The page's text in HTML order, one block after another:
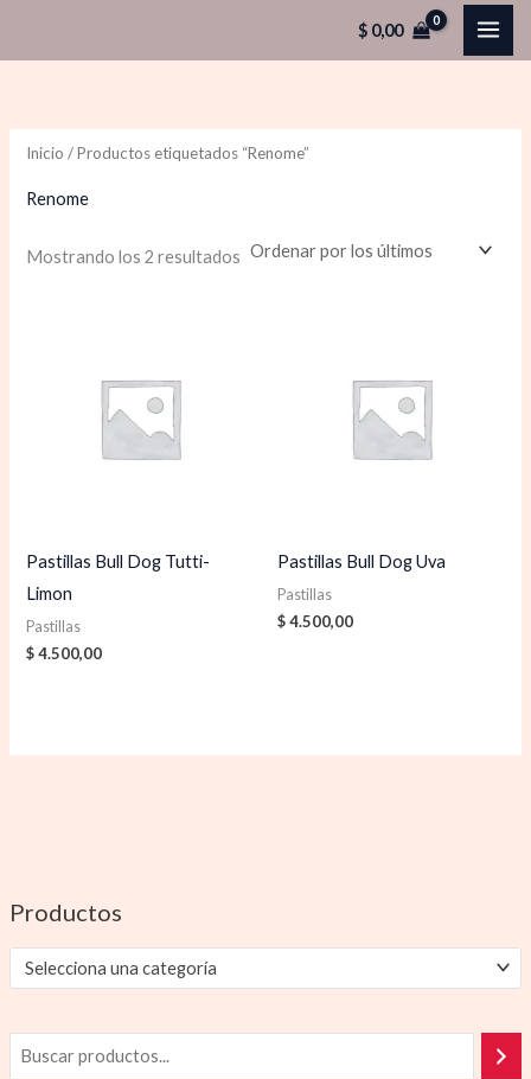
$0,00
Productos
Selecciona una categoría
Inicio / Productos etiquetados “Renome”
Renome
Mostrando los 2 resultados
últimos
Pastillas Bull Dog Tutti-
Limon
Pastillas
$4.500,00
Pastillas Bull Dog Uva
Pastillas
$4.500,00